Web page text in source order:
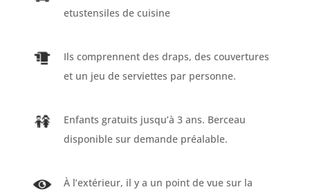
etustensiles de cuisine
Ils comprennent des draps, des couvertures
et un jeu de serviettes par personne.
Enfants gratuits jusqu’à 3 ans. Berceau
disponible sur demande préalable.
À l’extérieur, il y a un point de vue sur la